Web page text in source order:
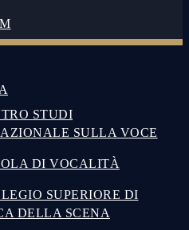
STUDI
SULLA VOCE
DI VOCALITÀ
SUPERIORE DI
DELLA SCENA